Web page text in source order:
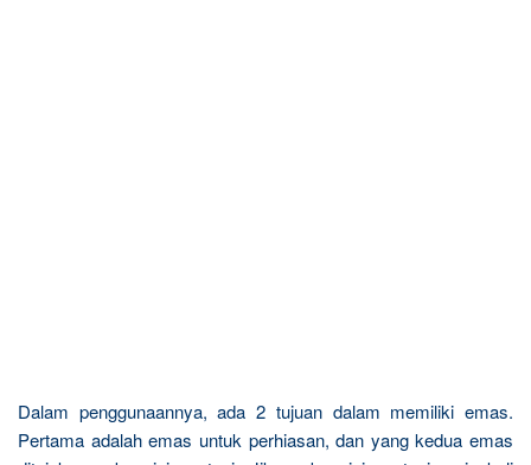
Dalam penggunaannya, ada 2 tujuan dalam memiliki emas.
Pertama adalah emas untuk perhiasan, dan yang kedua emas